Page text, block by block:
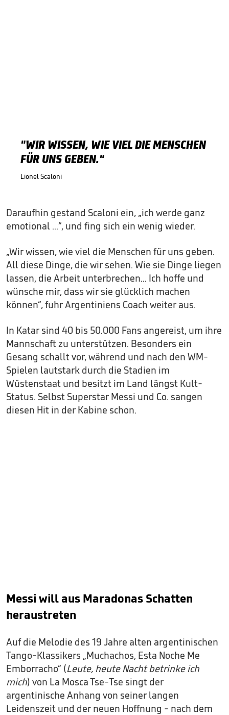
"WIR WISSEN, WIE VIEL DIE MENSCHEN
FÜR UNS GEBEN."
Lionel Scaloni
Daraufhin gestand Scaloni ein, „ich werde ganz
emotional ...“, und fing sich ein wenig wieder.
„Wir wissen, wie viel die Menschen für uns geben.
All diese Dinge, die wir sehen. Wie sie Dinge liegen
lassen, die Arbeit unterbrechen... Ich hoffe und
wünsche mir, dass wir sie glücklich machen
können“, fuhr Argentiniens Coach weiter aus.
In Katar sind 40 bis 50.000 Fans angereist, um ihre
Mannschaft zu unterstützen. Besonders ein
Gesang schallt vor, während und nach den WM-
Spielen lautstark durch die Stadien im
Wüstenstaat und besitzt im Land längst Kult-
Status. Selbst Superstar Messi und Co. sangen
diesen Hit in der Kabine schon.
Messi will aus Maradonas Schatten
heraustreten
Auf die Melodie des 19 Jahre alten argentinischen
Tango-Klassikers „Muchachos, Esta Noche Me
Emborracho“ (Leute, heute Nacht betrinke ich
mich) von La Mosca Tse-Tse singt der
argentinische Anhang von seiner langen
Leidenszeit und der neuen Hoffnung - nach dem